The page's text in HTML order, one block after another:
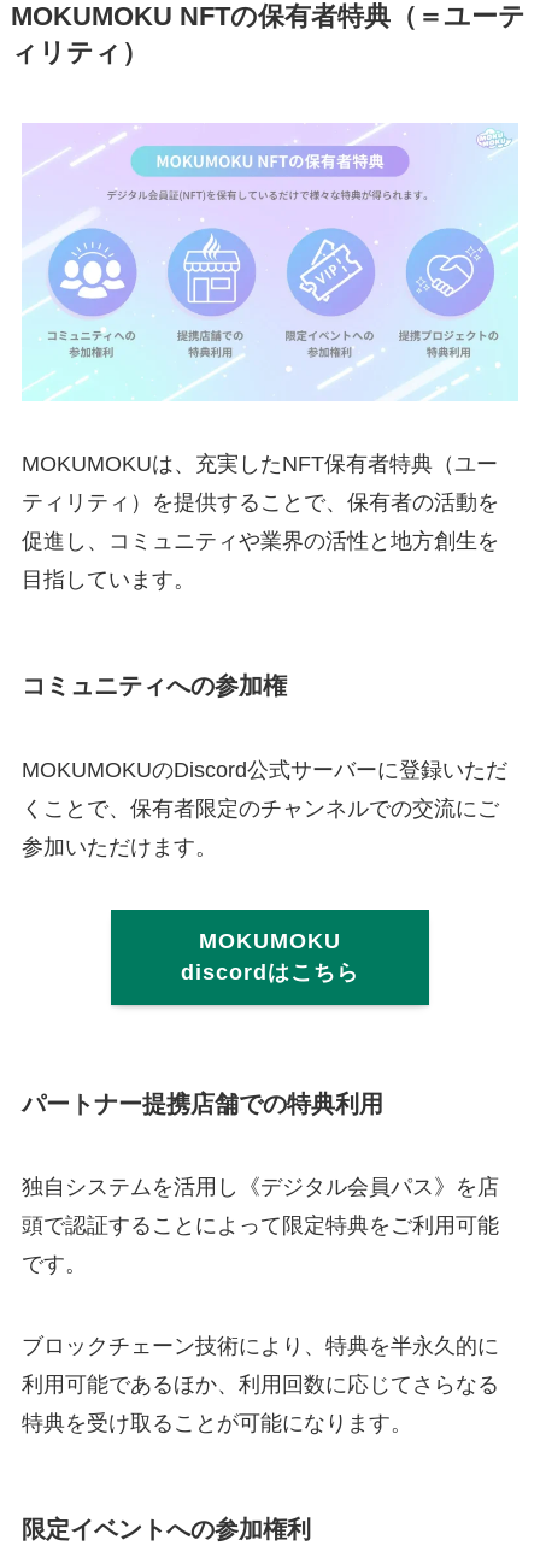
MOKUMOKU NFTの保有者特典（＝ユーテ
ィリティ）
MOKUMOKUは、充実したNFT保有者特典（ユー
ティリティ）を提供することで、保有者の活動を
促進し、コミュニティや業界の活性と地方創生を
目指しています。
コミュニティへの参加権
MOKUMOKUのDiscord公式サーバーに登録いただ
くことで、保有者限定のチャンネルでの交流にご
参加いただけます。
MOKUMOKU
discordはこちら
パートナー提携店舗での特典利用
独自システムを活用し《デジタル会員パス》を店
頭で認証することによって限定特典をご利用可能
です。
ブロックチェーン技術により、特典を半永久的に
利用可能であるほか、利用回数に応じてさらなる
特典を受け取ることが可能になります。
限定イベントへの参加権利